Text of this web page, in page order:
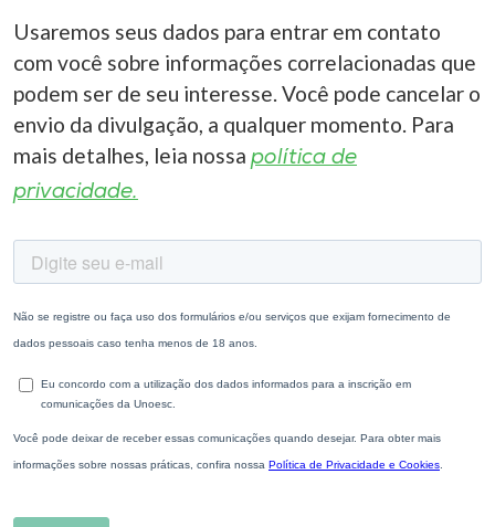
Usaremos seus dados para entrar em contato
com você sobre informações correlacionadas que
podem ser de seu interesse. Você pode cancelar o
envio da divulgação, a qualquer momento. Para
mais detalhes, leia nossa política de
privacidade.